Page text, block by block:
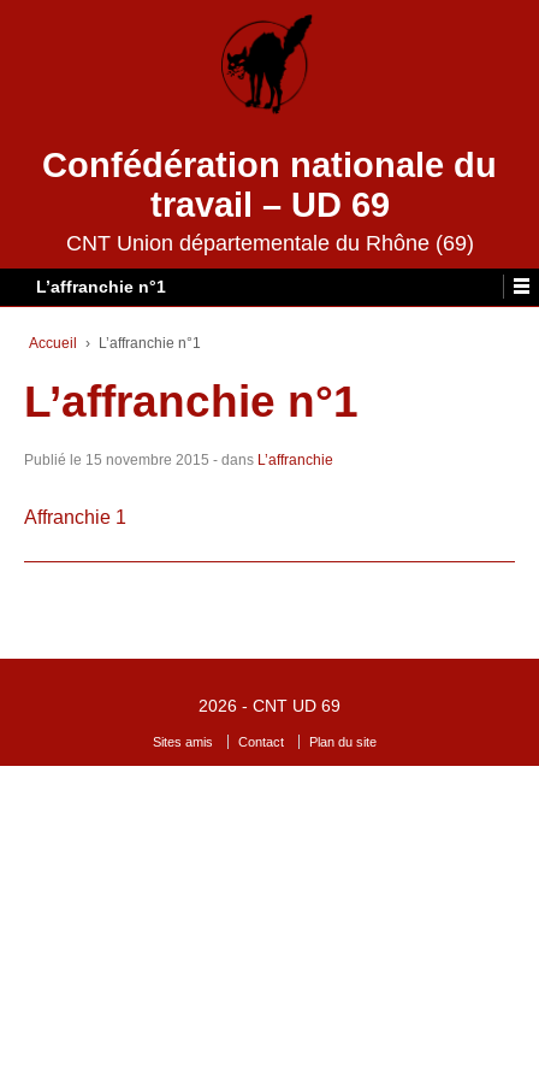
Confédération nationale du
travail – UD 69
CNT Union départementale du Rhône (69)
L’affranchie n°1
Accueil › L’affranchie n°1
L’affranchie n°1
Publié le 15 novembre 2015 - dans L’affranchie
Affranchie 1
2026 - CNT UD 69
Sites amis Contact Plan du site